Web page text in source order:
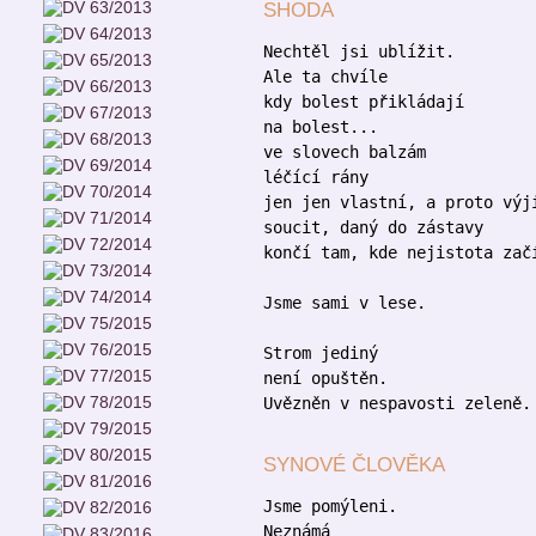
SHODA
Nechtěl jsi ublížit.
Ale ta chvíle
kdy bolest přikládají
na bolest...
ve slovech balzám
léčící rány
jen jen vlastní, a proto
soucit, daný do zástavy
končí tam, kde nejistota
Jsme sami v lese.
Strom jediný
není opuštěn.
Uvězněn v nespavosti zeleně.
SYNOVÉ ČLOVĚKA
Jsme pomýleni.
Neznámá